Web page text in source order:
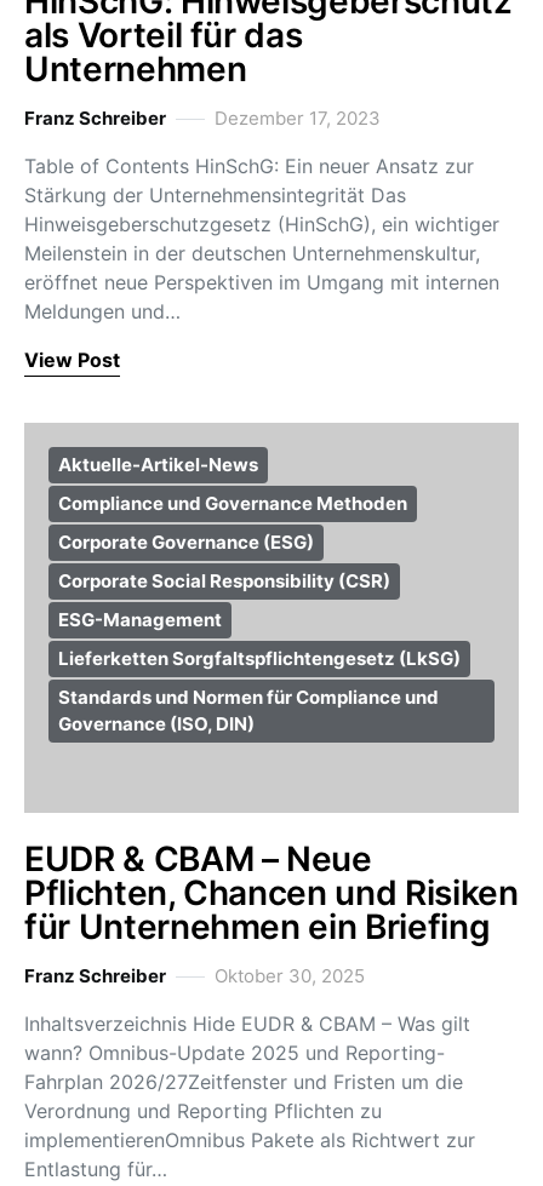
als Vorteil für das
Unternehmen
Franz Schreiber Dezember 17, 2023
Table of Contents HinSchG: Ein neuer Ansatz zur
Stärkung der Unternehmensintegrität Das
Hinweisgeberschutzgesetz (HinSchG), ein wichtiger
Meilenstein in der deutschen Unternehmenskultur,
eröffnet neue Perspektiven im Umgang mit internen
Meldungen und…
View Post
Aktuelle-Artikel-News
Compliance und Governance Methoden
Corporate Governance (ESG)
Corporate Social Responsibility (CSR)
ESG-Management
Lieferketten Sorgfaltspflichtengesetz (LkSG)
Standards und Normen für Compliance und
Governance (ISO, DIN)
EUDR & CBAM – Neue
Pflichten, Chancen und Risiken
für Unternehmen ein Briefing
Franz Schreiber Oktober 30, 2025
Inhaltsverzeichnis Hide EUDR & CBAM – Was gilt
wann? Omnibus-Update 2025 und Reporting-
Fahrplan 2026/27Zeitfenster und Fristen um die
Verordnung und Reporting Pflichten zu
implementierenOmnibus Pakete als Richtwert zur
Entlastung für…